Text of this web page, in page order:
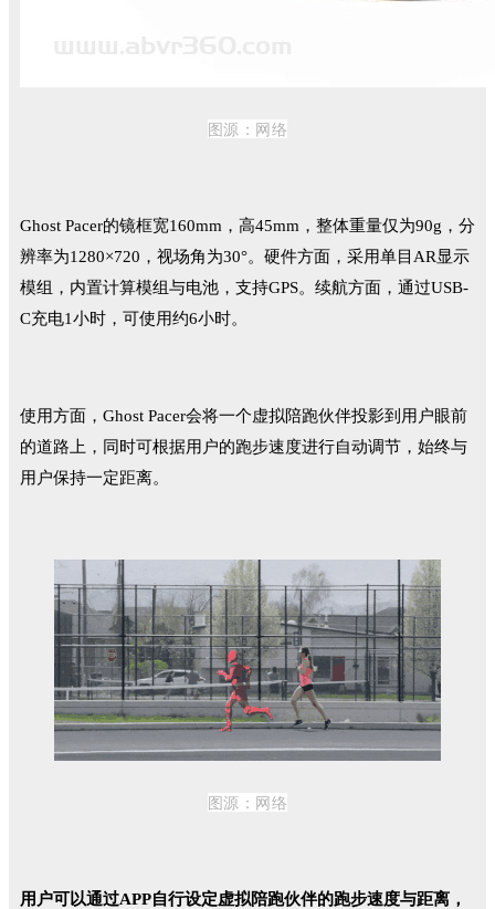
图源： 网络
Ghost Pacer的镜框宽160mm，高45mm，整体重量仅为90g， 分
辨率为1280×720，视场角为30°。 硬件方面，采用单目AR显示
模组，内置计算模组与电池，支持GPS。续航方面，通过USB-
C充电1小时，可使用约6小时。
使用方面，Ghost Pacer会将一个虚拟陪跑伙伴投影到用户眼前
的道路上，同时可根据用户的跑步速度进行自动调节，始终与
用户保持一定距离。
图源： 网络
用户可以通过APP自行设定虚拟陪跑伙伴的跑步速度与距离，